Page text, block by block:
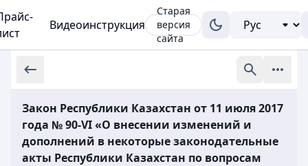
Видеоинструкция
Старая
версия
сайта
Закон Республики Казахстан от 11 июля 2017
года № 90-VI «О внесении изменений и
дополнений в некоторые законодательные
акты Республики Казахстан по вопросам